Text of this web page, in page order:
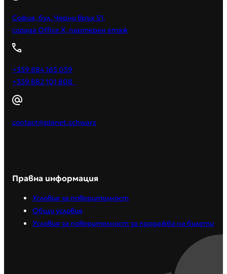
София, бул. Черни връх 51,
сграда Office X, партерен етаж
+359 884 165 059
+359 882 101 808
contact@planet.schwarz
Правна информация
Условия за поверителност
Общи условия
Условия за поверителност за продажба на билети